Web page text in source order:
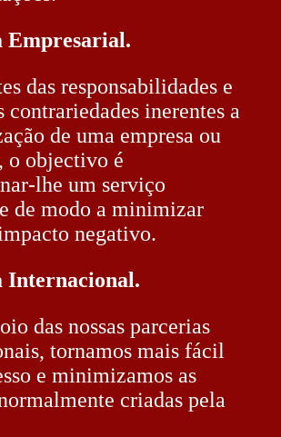
Empresarial.
das responsabilidades e
contrariedades inerentes a
de uma empresa ou
o objectivo é
lhe um serviço
de modo a minimizar
negativo.
Internacional.
das nossas parcerias
tornamos mais fácil
e minimizamos as
criadas pela